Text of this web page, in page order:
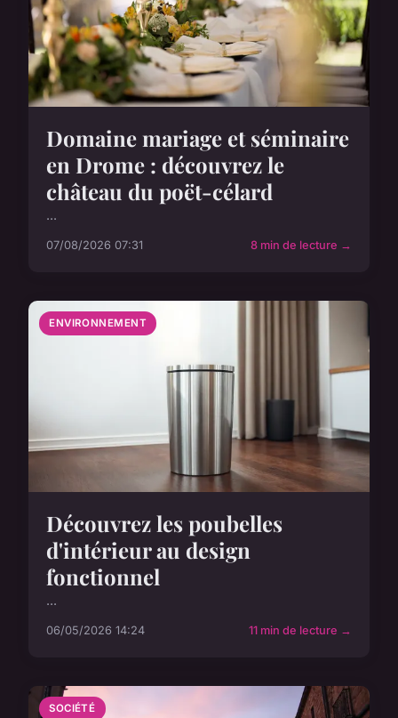
Domaine mariage et séminaire
en Drome : découvrez le
château du poët-célard
...
07/08/2026 07:31 8 min de lecture →
ENVIRONNEMENT
Découvrez les poubelles
d'intérieur au design
fonctionnel
...
06/05/2026 14:24 11 min de lecture →
SOCIÉTÉ